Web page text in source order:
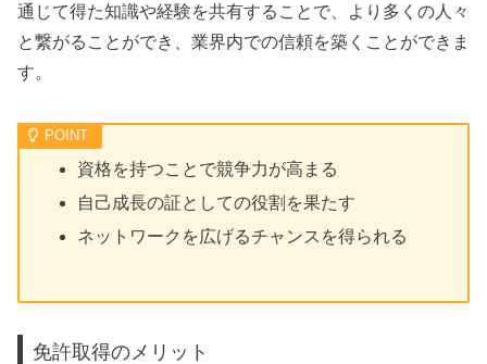
通じて得た知識や経験を共有することで、より多くの人々
と繋がることができ、業界内での信頼を築くことができま
す。
資格を持つことで競争力が高まる
自己成長の証としての役割を果たす
ネットワークを広げるチャンスを得られる
免許取得のメリット